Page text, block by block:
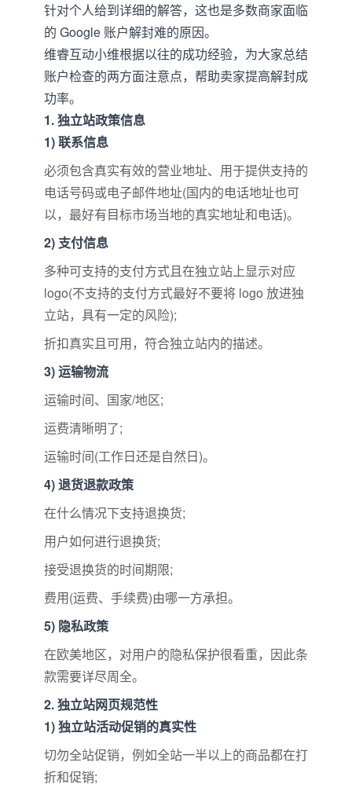
针对个人给到详细的解答，这也是多数商家面临
的 Google 账户解封难的原因。
维睿互动小维根据以往的成功经验，为大家总结
账户检查的两方面注意点，帮助卖家提高解封成
功率。
1. 独立站政策信息
1) 联系信息
必须包含真实有效的营业地址、用于提供支持的
电话号码或电子邮件地址(国内的电话地址也可
以，最好有目标市场当地的真实地址和电话)。
2) 支付信息
多种可支持的支付方式且在独立站上显示对应
logo(不支持的支付方式最好不要将 logo 放进独
立站，具有一定的风险);
折扣真实且可用，符合独立站内的描述。
3) 运输物流
运输时间、国家/地区;
运费清晰明了;
运输时间(工作日还是自然日)。
4) 退货退款政策
在什么情况下支持退换货;
用户如何进行退换货;
接受退换货的时间期限;
费用(运费、手续费)由哪一方承担。
5) 隐私政策
在欧美地区，对用户的隐私保护很看重，因此条
款需要详尽周全。
2. 独立站网页规范性
1) 独立站活动促销的真实性
切勿全站促销，例如全站一半以上的商品都在打
折和促销;